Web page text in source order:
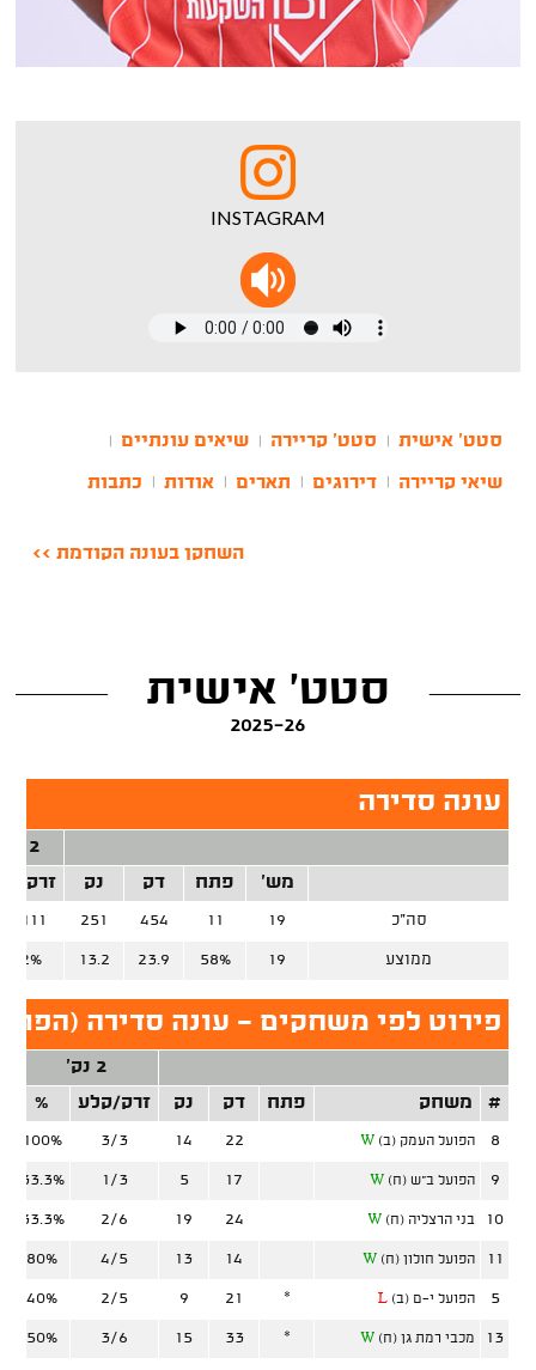
INSTAGRAM
סטט' אישית סטט' קריירה שיאים עונתיים
שיאי קריירה דירוגים תארים אודות כתבות
השחקן בעונה הקודמת >>
סטט' אישית
2025-26
עונה סדירה
2 נק'
מש'
פתח דק נק זרק/
סה"כ 19
11
454
251
111
ממוצע 19
58%
23.9
13.2
פירוט לפי משחקים - עונה סדירה
2 נק'
#
משחק פתח דק נק זרק/קלע %
8 הפועל העמק (ב) W
22
14
3/3
100%
9 הפועל ב"ש (ח) W
17
5
1/3
33.3%
10 בני הרצליה (ח) W
24
19
2/6
33.3%
11 הפועל חולון (ח) W
14
13
4/5
80%
5 הפועל י-ם (ב) L
*
21
9
2/5
40%
13 מכבי רמת גן (ח) W
*
33
15
3/6
50%